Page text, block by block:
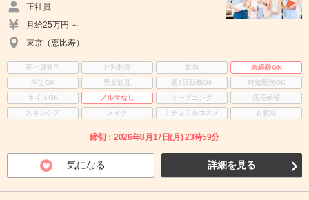
正社員
月給25万円 ～
東京（恵比寿）
正社員登用 社割制度 賞与
未経験OK
学生OK
男女歓迎 週3日勤務OK
時短勤務OK
ネイルOK
ノルマなし オープニング
店長候補
スキンケア
メイク ナチュラルコスメ 百貨店
締切：2026年8月17日(月) 23時59分
気になる 詳細を見る